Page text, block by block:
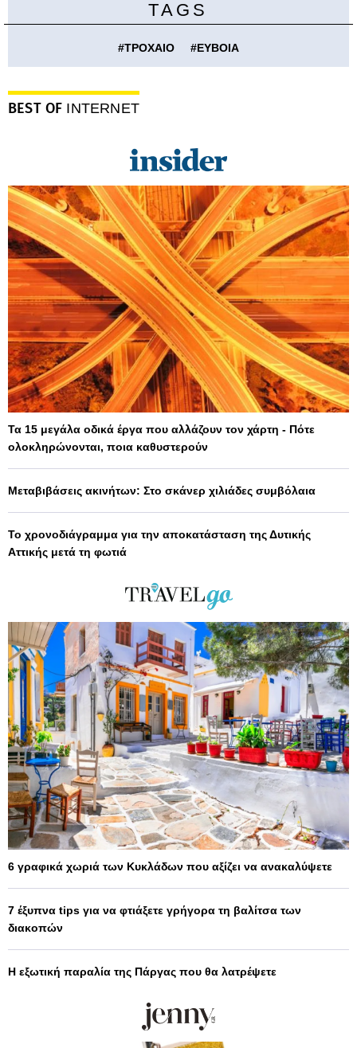
TAGS
#ΤΡΟΧΑΙΟ #ΕΥΒΟΙΑ
BEST OF INTERNET
Τα 15 μεγάλα οδικά έργα που αλλάζουν τον χάρτη - Πότε
ολοκληρώνονται, ποια καθυστερούν
Μεταβιβάσεις ακινήτων: Στο σκάνερ χιλιάδες συμβόλαια
Το χρονοδιάγραμμα για την αποκατάσταση της Δυτικής
Αττικής μετά τη φωτιά
6 γραφικά χωριά των Κυκλάδων που αξίζει να ανακαλύψετε
7 έξυπνα tips για να φτιάξετε γρήγορα τη βαλίτσα των
διακοπών
Η εξωτική παραλία της Πάργας που θα λατρέψετε